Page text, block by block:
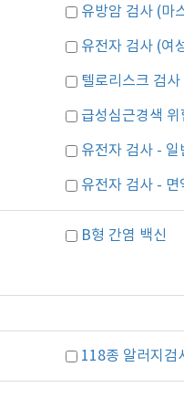
유방암 검사 (마
유전자 검사 (여
텔로리스크 검
급성심근경색
유전자 검사 -
유전자 검사 - 면
B형 간염 백신
118종 알러지검